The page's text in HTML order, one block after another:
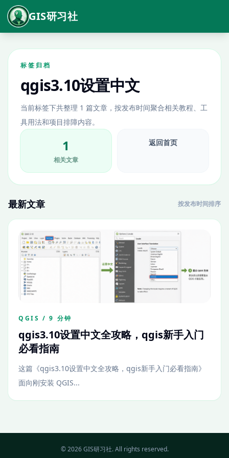
GIS研习社
标签归档
qgis3.10设置中文
当前标签下共整理 1 篇文章，按发布时间聚合相关教程、工
具用法和项目排障内容。
1
相关文章
返回首页
最新文章 按发布时间排序
QGIS / 9 分钟
qgis3.10设置中文全攻略，qgis新手入门
必看指南
这篇《qgis3.10设置中文全攻略，qgis新手入门必看指南》
面向刚安装 QGIS...
© 2026 GIS研习社. All rights reserved.